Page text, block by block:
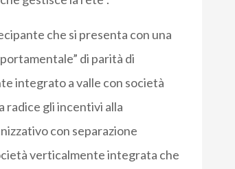
che si presenta con una
di parità di
integrato a valle con società
radice gli incentivi alla
con separazione
verticalmente integrata che